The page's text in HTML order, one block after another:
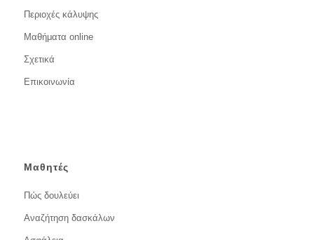
Περιοχές κάλυψης
Μαθήματα online
Σχετικά
Επικοινωνία
Μαθητές
Πώς δουλεύει
Αναζήτηση δασκάλων